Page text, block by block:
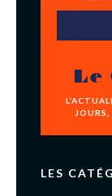
Le
JOURS,
LES